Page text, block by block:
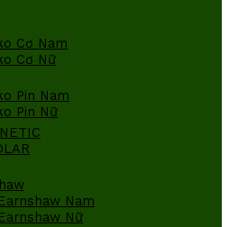
Cơ Nam
Cơ Nữ
Pin Nam
Pin Nữ
Nam
Nữ